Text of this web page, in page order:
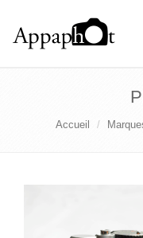
Accueil